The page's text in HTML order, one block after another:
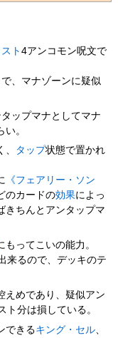
スト4アンコモン呪文で
、マナゾーンに疑似
ップマナとしてマナ
。
タップ状態で置かれ
《フェアリー・ソン
のカードの効果によっ
きちんとアンタップマ
もってこいの能力。
来るので、デッキのテ
えめであり、疑似アン
ト分は損している。
できるキング・セル